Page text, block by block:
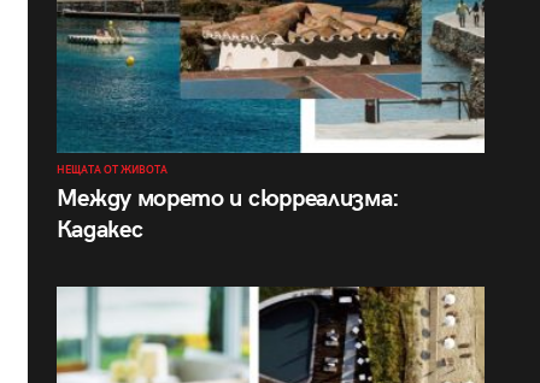
НЕЩАТА ОТ ЖИВОТА
Между морето и сюрреализма:
Кадакес